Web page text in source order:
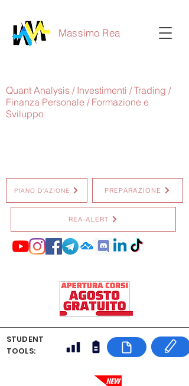
Massimo Rea
Quant Analysis / Investimenti / Trading /
Finanza Personale / Formazione e
Sviluppo
PIANO D'AZIONE PREPARAZIONE
REA-ALERT
STUDENT
TOOLS: